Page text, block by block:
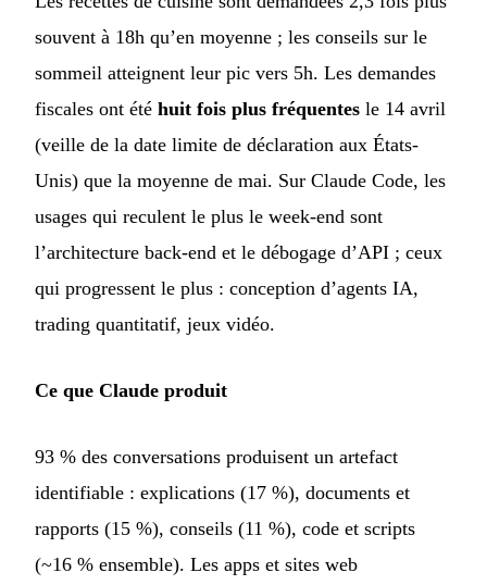
souvent à 18h qu’en moyenne ; les conseils sur le
sommeil atteignent leur pic vers 5h. Les demandes
fiscales ont été huit fois plus fréquentes le 14 avril
(veille de la date limite de déclaration aux États-
Unis) que la moyenne de mai. Sur Claude Code, les
usages qui reculent le plus le week-end sont
l’architecture back-end et le débogage d’API ; ceux
qui progressent le plus : conception d’agents IA,
trading quantitatif, jeux vidéo.
Ce que Claude produit
93 % des conversations produisent un artefact
identifiable : explications (17 %), documents et
rapports (15 %), conseils (11 %), code et scripts
(~16 % ensemble). Les apps et sites web